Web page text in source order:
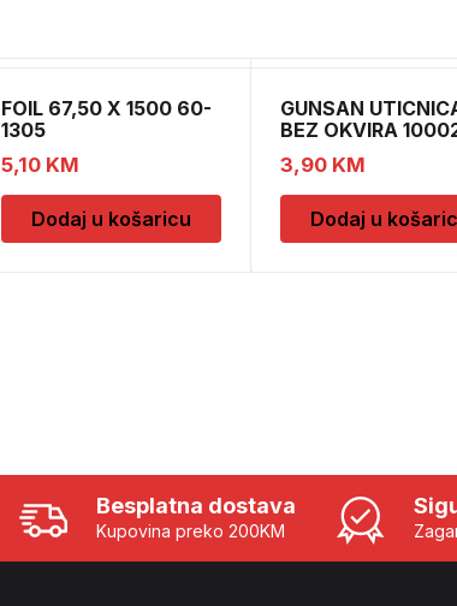
FOIL 67,50 X 1500 60-
1305
5,10 KM
Dodaj u košaricu
GUNSAN
BEZ OKVIRA
3,90 KM
Dodaj u
Besplatna dostava
Kupovina preko 200KM